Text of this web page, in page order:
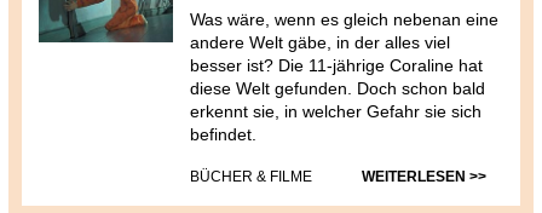
Was wäre, wenn es gleich nebenan eine
andere Welt gäbe, in der alles viel
besser ist? Die 11-jährige Coraline hat
diese Welt gefunden. Doch schon bald
erkennt sie, in welcher Gefahr sie sich
befindet.
BÜCHER & FILME WEITERLESEN >>